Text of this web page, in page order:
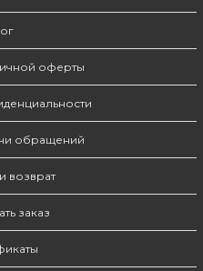
оферты
обращений
возврат
заказ